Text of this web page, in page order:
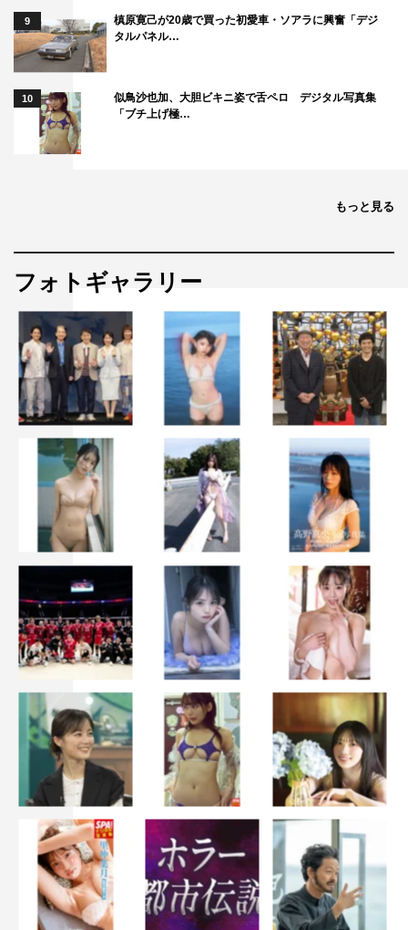
9
槙原寛己が20歳で買った初愛車・ソアラに興奮「デジ
タルパネル…
10
似鳥沙也加、大胆ビキニ姿で舌ペロ デジタル写真集
「ブチ上げ極…
もっと見る
フォトギャラリー